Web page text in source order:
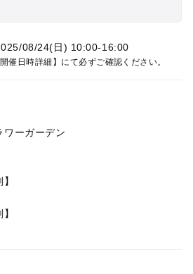
08/24(日) 10:00-16:00
催日時詳細】にて必ずご確認ください。
ワーガーデン